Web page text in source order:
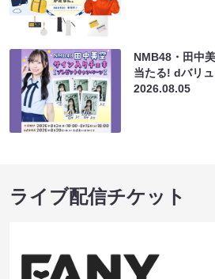
NMB48・田中
当たる! dバリ
2026.08.05
ライブ配信チケット